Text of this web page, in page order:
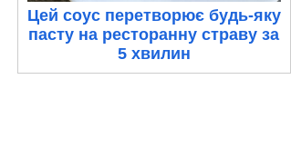
Цей соус перетворює будь-яку
пасту на ресторанну страву за
5 хвилин